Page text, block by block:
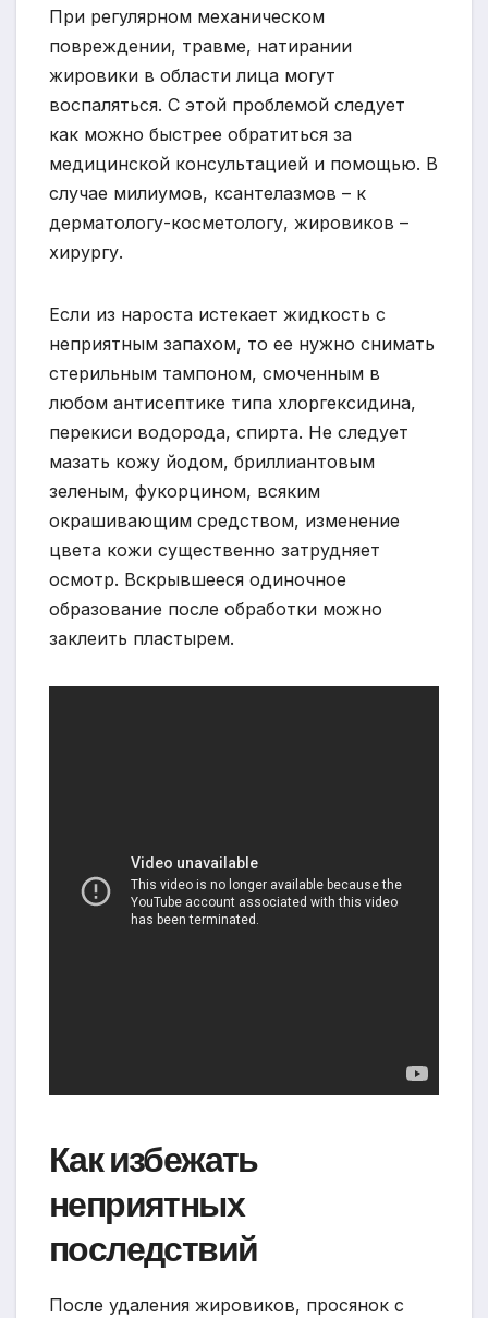
При регулярном механическом
повреждении, травме, натирании
жировики в области лица могут
воспаляться. С этой проблемой следует
как можно быстрее обратиться за
медицинской консультацией и помощью. В
случае милиумов, ксантелазмов – к
дерматологу-косметологу, жировиков –
хирургу.
Если из нароста истекает жидкость с
неприятным запахом, то ее нужно снимать
стерильным тампоном, смоченным в
любом антисептике типа хлоргексидина,
перекиси водорода, спирта. Не следует
мазать кожу йодом, бриллиантовым
зеленым, фукорцином, всяким
окрашивающим средством, изменение
цвета кожи существенно затрудняет
осмотр. Вскрывшееся одиночное
образование после обработки можно
заклеить пластырем.
Как избежать
неприятных
последствий
После удаления жировиков, просянок с